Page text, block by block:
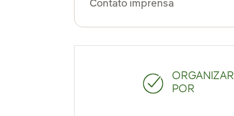
Contato imprensa
ORGANIZAR
POR